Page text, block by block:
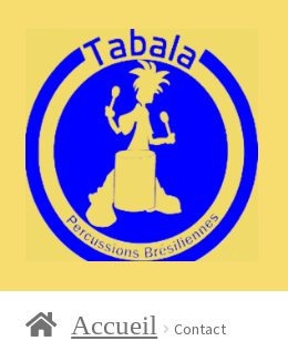
Accueil
Accueil Contact